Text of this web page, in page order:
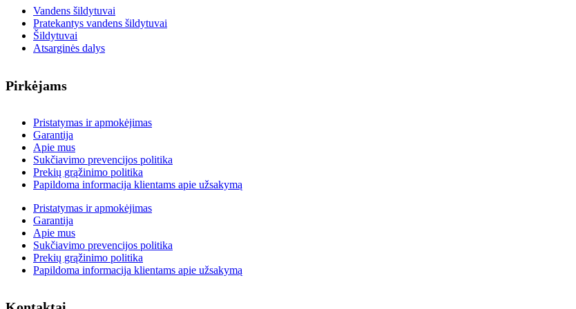
Vandens šildytuvai
Pratekantys vandens šildytuvai
Šildytuvai
Atsarginės dalys
Pirkėjams
Pristatymas ir apmokėjimas
Garantija
Apie mus
Sukčiavimo prevencijos politika
Prekių grąžinimo politika
Papildoma informacija klientams apie užsakymą
Pristatymas ir apmokėjimas
Garantija
Apie mus
Sukčiavimo prevencijos politika
Prekių grąžinimo politika
Papildoma informacija klientams apie užsakymą